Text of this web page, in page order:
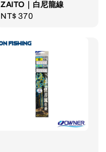
ZAITO｜白尼龍線
Regular
NT$ 370